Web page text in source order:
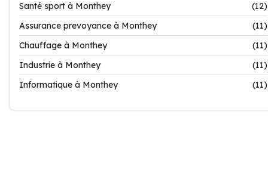
Santé sport à Monthey
(12)
Assurance prevoyance à Monthey
(11)
Chauffage à Monthey
(11)
Industrie à Monthey
(11)
Informatique à Monthey
(11)